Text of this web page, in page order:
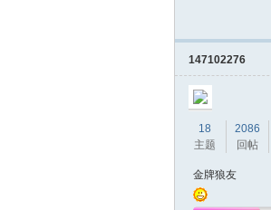
147102276
18
主题
2086
回帖
金牌狼友